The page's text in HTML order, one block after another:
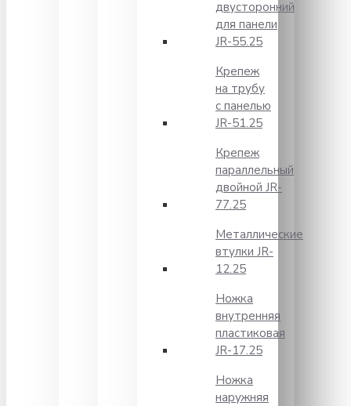
двусторонний
для панели
JR-55.25
Крепеж
на трубу
с панелью
JR-51.25
Крепеж
параллельный
двойной JR-
77.25
Металлические
втулки JR-
12.25
Ножка
внутренняя
пластиковая
JR-17.25
Ножка
наружняя